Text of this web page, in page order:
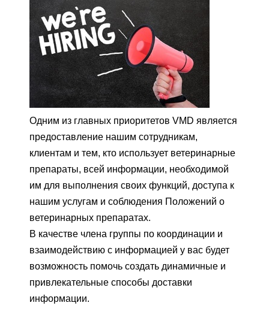
Одним из главных приоритетов VMD является
предоставление нашим сотрудникам,
клиентам и тем, кто использует ветеринарные
препараты, всей информации, необходимой
им для выполнения своих функций, доступа к
нашим услугам и соблюдения Положений о
ветеринарных препаратах.
В качестве члена группы по координации и
взаимодействию с информацией у вас будет
возможность помочь создать динамичные и
привлекательные способы доставки
информации.